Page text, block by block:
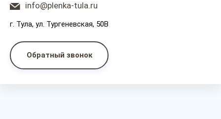
info@plenka-tula.ru
г. Тула, ул. Тургеневская, 50В
Обратный звонок